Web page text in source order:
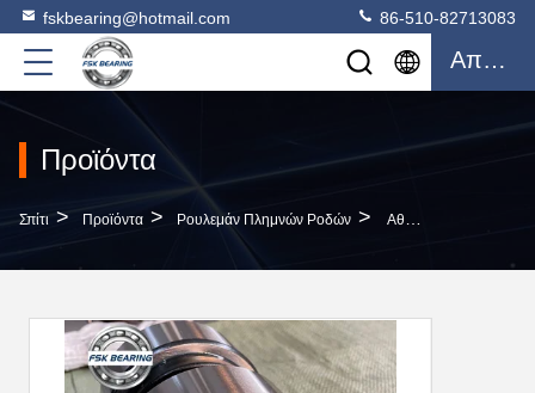
fskbearing@hotmail.com 86-510-82713083
Απόσπασμα
Προϊόντα
Σπίτι > Προϊόντα > Ρουλεμάν Πλημνών Ροδών > Αθόρυβο 3307303300 Λεωφορείο Ρουλεμάνιο Ρουλεμάνιο Ρουλεμάνιο Μονάδα ID 82mm OD 138mm